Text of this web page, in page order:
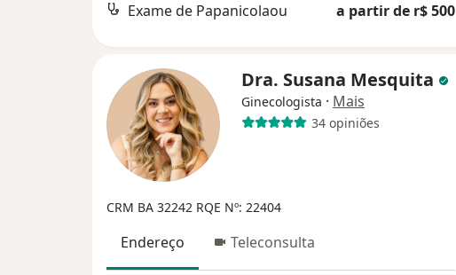
Exame de Papanicolaou a partir de r$ 500
Dra. Susana Mesquita
Ginecologista · Mais
34 opiniões
CRM BA 32242 RQE Nº: 22404
Endereço Teleconsulta